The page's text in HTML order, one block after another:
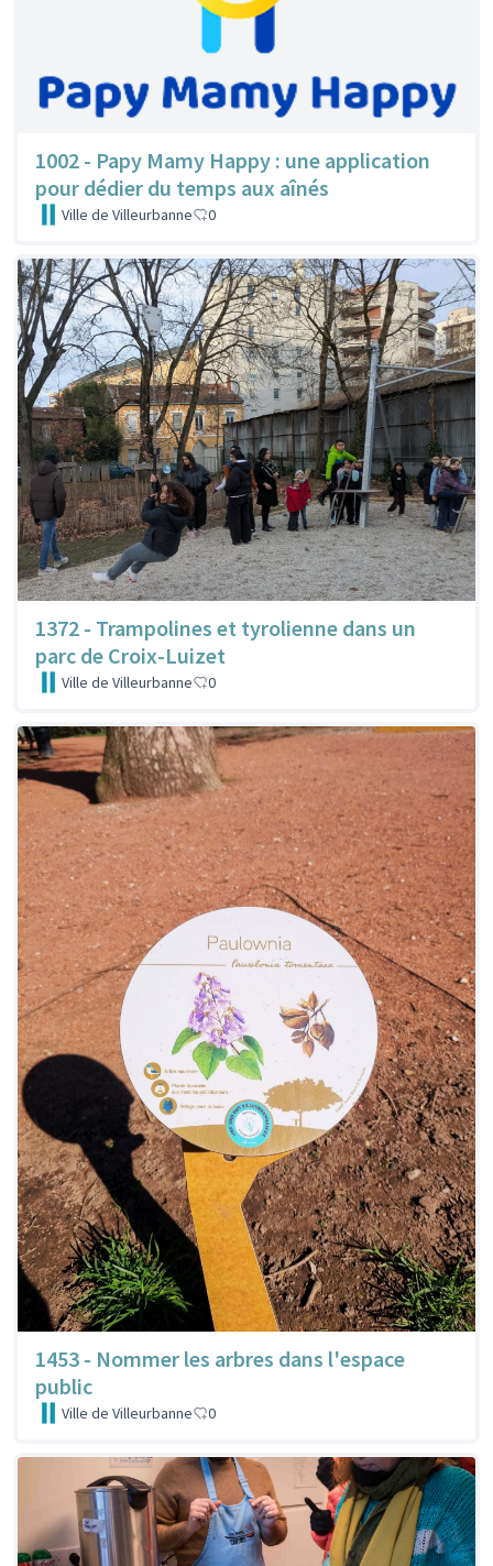
1002 - Papy Mamy Happy : une application
pour dédier du temps aux aînés
Ville de Villeurbanne 0
1372 - Trampolines et tyrolienne dans un
parc de Croix-Luizet
Ville de Villeurbanne 0
1453 - Nommer les arbres dans l'espace
public
Ville de Villeurbanne 0